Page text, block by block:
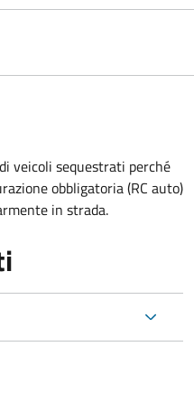
veicoli sequestrati perché
obbligatoria (RC auto)
in strada.